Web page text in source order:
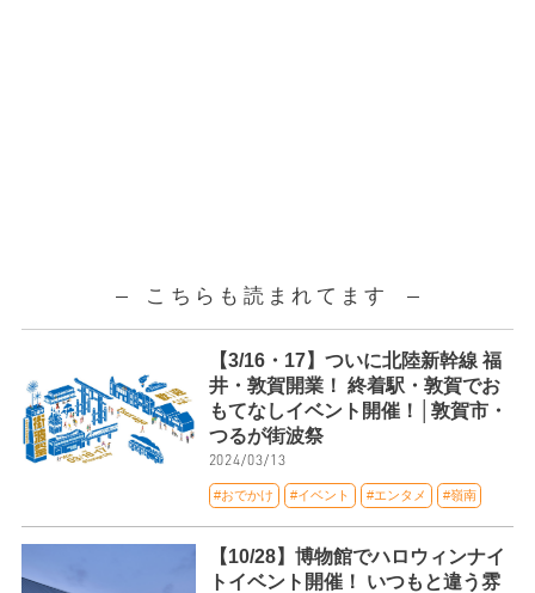
こちらも読まれてます
【3/16・17】ついに北陸新幹線 福
井・敦賀開業！ 終着駅・敦賀でお
もてなしイベント開催！│敦賀市・
つるが街波祭
2024/03/13
#おでかけ #イベント #エンタメ #嶺南
【10/28】博物館でハロウィンナイ
トイベント開催！ いつもと違う雰